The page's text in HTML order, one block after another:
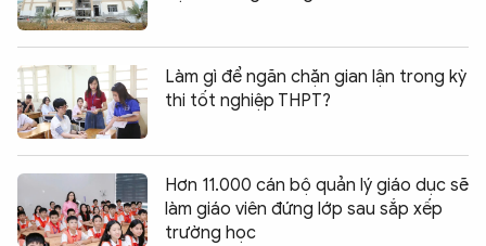
Làm gì để ngăn chặn gian lận trong kỳ
thi tốt nghiệp THPT?
Hơn 11.000 cán bộ quản lý giáo dục sẽ
làm giáo viên đứng lớp sau sắp xếp
trường học